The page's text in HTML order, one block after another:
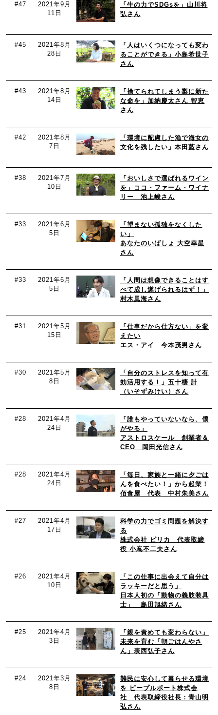
#47
2021年9月
11日
「牛の力でSDGsを」山川将
弘さん
#45
2021年8月
28日
「人はいくつになっても変わ
ることができる」小島希世子
さん
#43
2021年8月
14日
「捨てられてしまう梨に新た
な命を」加納慶太さん 智恵
さん
#42
2021年8月
7日
「環境に配慮した漁で海女の
文化を残したい」本田藍さん
#38
2021年7月
10日
「おいしさで選ばれるワイン
を」ココ・ファーム・ワイナ
リー 池上峻さん
#33
2021年6月
5日
「望まない孤独をなくした
い」
あなたのいばしょ 大空幸星
さん
#33
2021年6月
5日
「人間は想像できることはす
べて成し遂げられるはず！」
村木風海さん
#31
2021年5月
15日
「仕事だから仕方ない」を変
えたい
エス・アイ 今本茂男さん
#30
2021年5月
8日
「自分のストレスを知って有
効活用する！」五十棲 計
（いそずみけい）さん
#28
2021年4月
24日
「誰もやっていないなら、僕
がやる」
アストロスケール 創業者＆
CEO 岡田光信さん
#28
2021年4月
24日
「毎日、家族と一緒に夕ごは
んを食べたい！」から起業！
佰食屋 代表 中村朱美さん
#27
2021年4月
17日
科学の力でゴミ問題を解決す
る
株式会社 ピリカ 代表取締
役 小嶌不二夫さん
#26
2021年4月
10日
「この仕事に出会えて自分は
ラッキーだと思う」
日本人初の「動物の義肢装具
士」 島田旭緒さん
#25
2021年4月
3日
「親を責めても変わらない」
未来を育む「朝ごはんやさ
ん」表西弘子さん
#24
2021年3月
8日
難民に安心して暮らせる環境
を ピープルポート株式会
社 代表取締役社長：青山明
弘さん